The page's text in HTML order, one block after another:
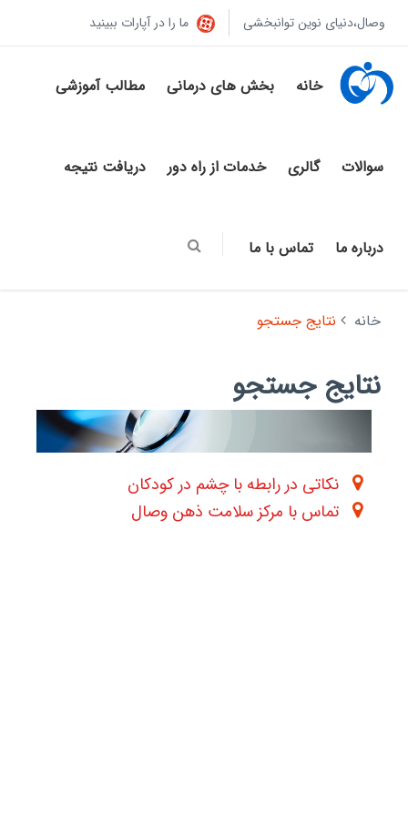
وصال،دنیای نوین توانبخشی ما را در آپارات ببینید
خانه بخش های درمانی مطالب آموزشی
سوالات گالری خدمات از راه دور دریافت نتیجه
درباره ما تماس با ما
خانه نتایج جستجو
نتایج جستجو
نکاتی در رابطه با چشم در کودکان
تماس با مرکز سلامت ذهن وصال